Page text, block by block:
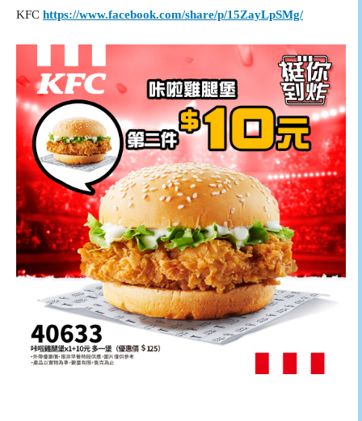
KFC https://www.facebook.com/share/p/15ZayLpSMg/